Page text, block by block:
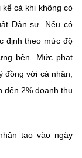
cả khi không có
Dân sự. Nếu có
định theo mức độ
bên. Mức phạt
đồng với cá nhân;
đến 2% doanh thu
tạo vào ngày